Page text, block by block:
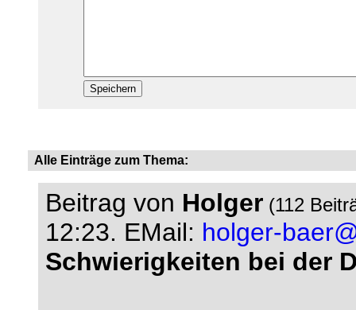
Alle Einträge zum Thema:
Beitrag von Holger (112
12:23. EMail: holger-
Schwierigkeiten bei der